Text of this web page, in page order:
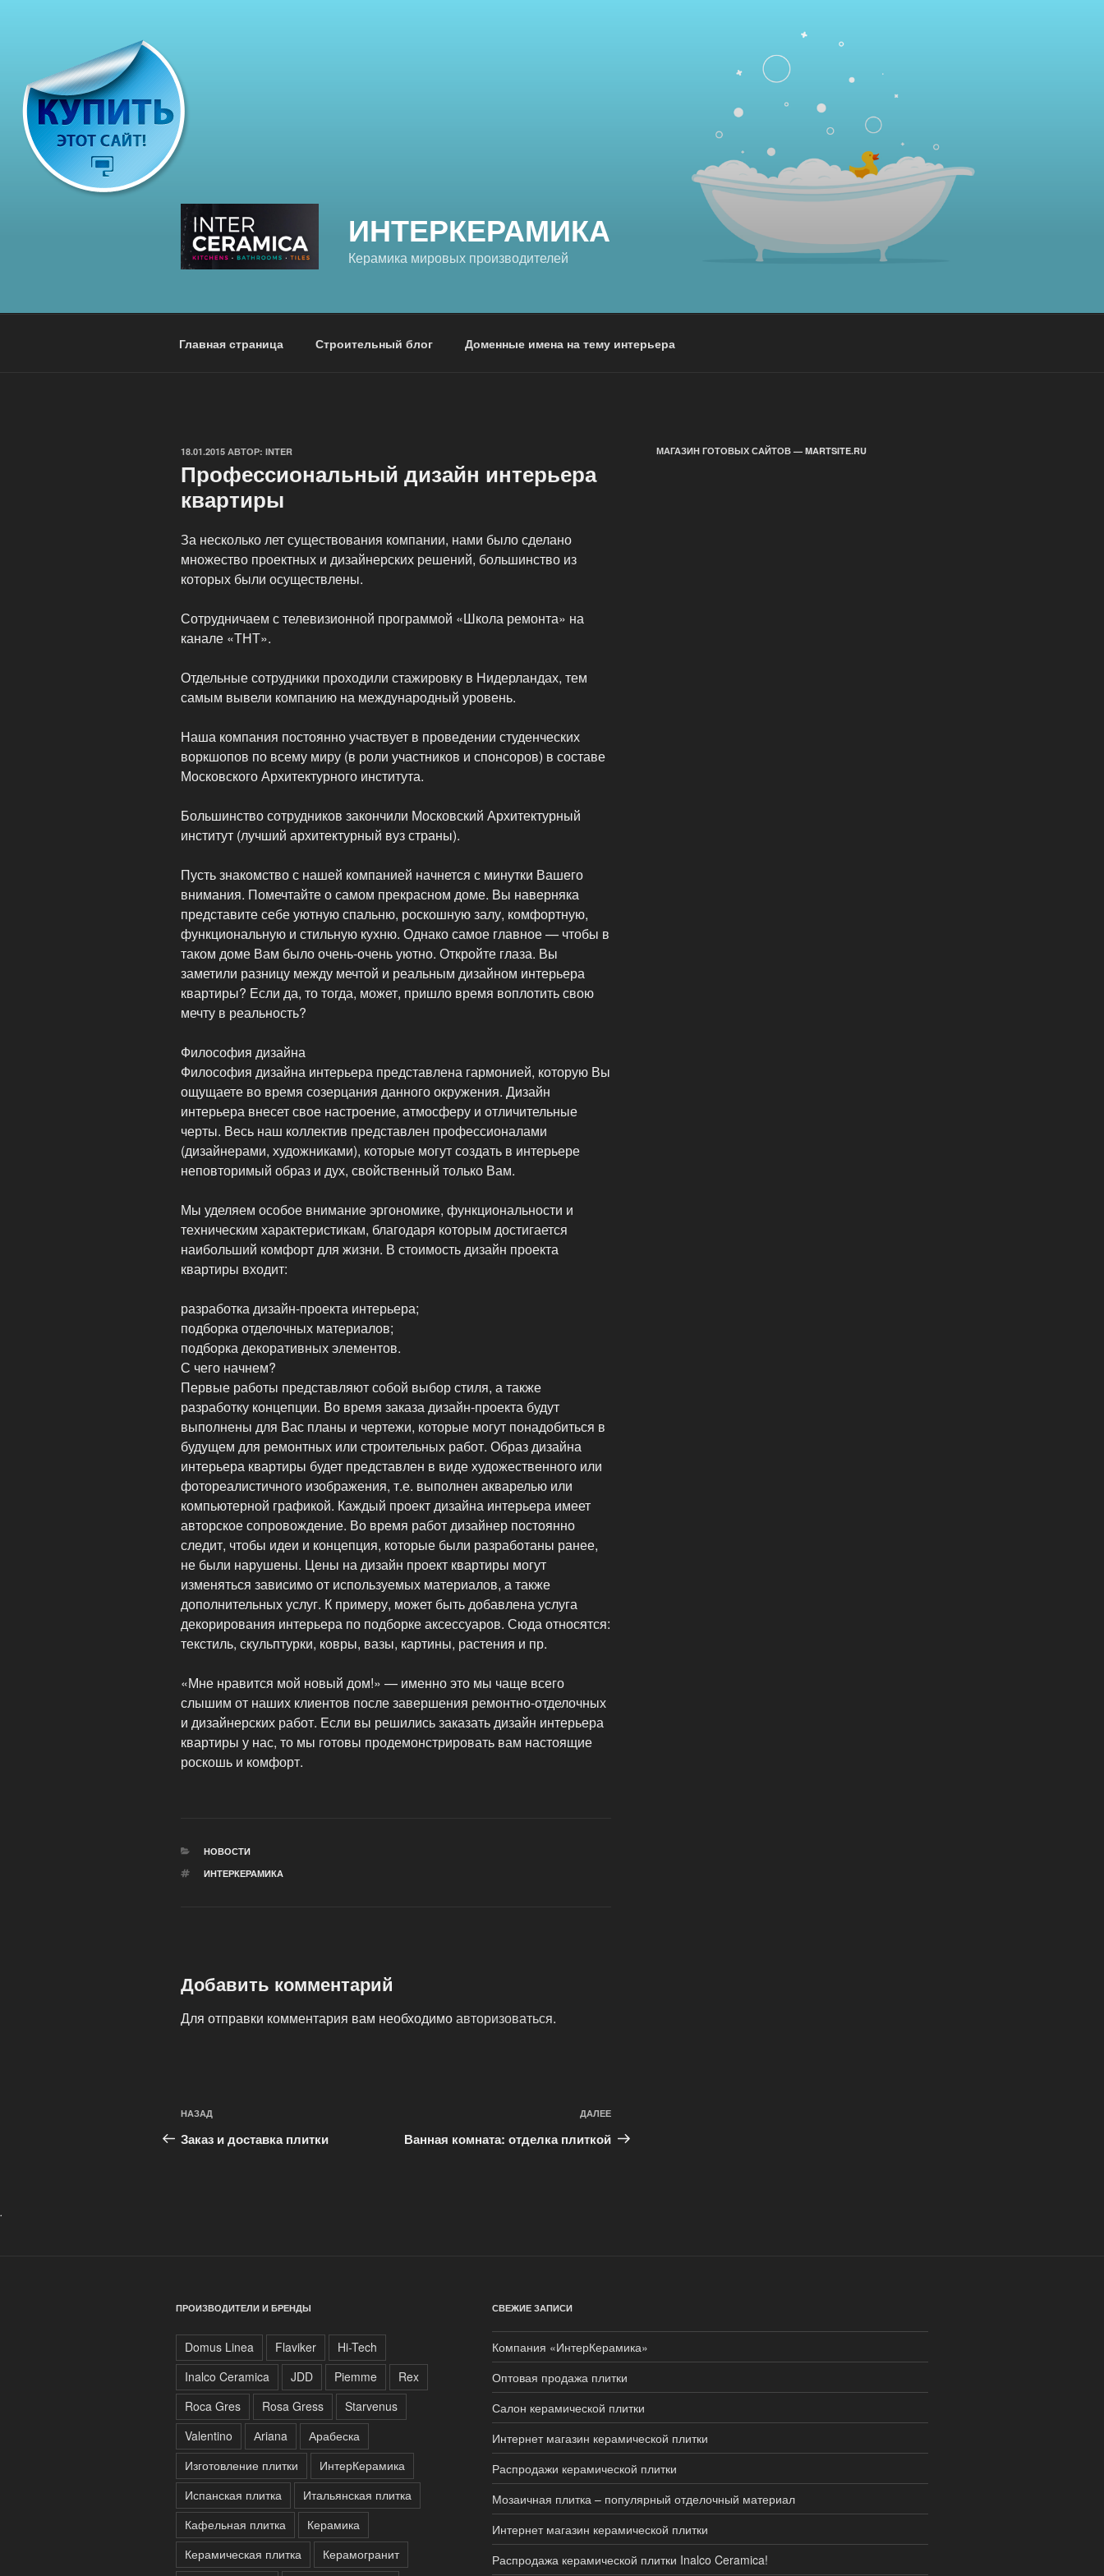
ИНТЕРКЕРАМИКА
Керамика мировых производителей
Главная страница Строительный блог Доменные имена на тему интерьера
ОПУБЛИКОВАНО
18.01.2015 АВТОР: INTER
Профессиональный дизайн интерьера
квартиры
За несколько лет существования компании, нами было сделано
множество проектных и дизайнерских решений, большинство из
которых были осуществлены.
Сотрудничаем с телевизионной программой «Школа ремонта» на
канале «ТНТ».
Отдельные сотрудники проходили стажировку в Нидерландах, тем
самым вывели компанию на международный уровень.
Наша компания постоянно участвует в проведении студенческих
воркшопов по всему миру (в роли участников и спонсоров) в составе
Московского Архитектурного института.
Большинство сотрудников закончили Московский Архитектурный
институт (лучший архитектурный вуз страны).
Пусть знакомство с нашей компанией начнется с минутки Вашего
внимания. Помечтайте о самом прекрасном доме. Вы наверняка
представите себе уютную спальню, роскошную залу, комфортную,
функциональную и стильную кухню. Однако самое главное — чтобы в
таком доме Вам было очень-очень уютно. Откройте глаза. Вы
заметили разницу между мечтой и реальным дизайном интерьера
квартиры? Если да, то тогда, может, пришло время воплотить свою
мечту в реальность?
Философия дизайна
Философия дизайна интерьера представлена гармонией, которую Вы
ощущаете во время созерцания данного окружения. Дизайн
интерьера внесет свое настроение, атмосферу и отличительные
черты. Весь наш коллектив представлен профессионалами
(дизайнерами, художниками), которые могут создать в интерьере
неповторимый образ и дух, свойственный только Вам.
Мы уделяем особое внимание эргономике, функциональности и
техническим характеристикам, благодаря которым достигается
наибольший комфорт для жизни. В стоимость дизайн проекта
квартиры входит:
разработка дизайн-проекта интерьера;
подборка отделочных материалов;
подборка декоративных элементов.
С чего начнем?
Первые работы представляют собой выбор стиля, а также
разработку концепции. Во время заказа дизайн-проекта будут
выполнены для Вас планы и чертежи, которые могут понадобиться в
будущем для ремонтных или строительных работ. Образ дизайна
интерьера квартиры будет представлен в виде художественного или
фотореалистичного изображения, т.е. выполнен акварелью или
компьютерной графикой. Каждый проект дизайна интерьера имеет
авторское сопровождение. Во время работ дизайнер постоянно
следит, чтобы идеи и концепция, которые были разработаны ранее,
не были нарушены. Цены на дизайн проект квартиры могут
изменяться зависимо от используемых материалов, а также
дополнительных услуг. К примеру, может быть добавлена услуга
декорирования интерьера по подборке аксессуаров. Сюда относятся:
текстиль, скульптурки, ковры, вазы, картины, растения и пр.
«Мне нравится мой новый дом!» — именно это мы чаще всего
слышим от наших клиентов после завершения ремонтно-отделочных
и дизайнерских работ. Если вы решились заказать дизайн интерьера
квартиры у нас, то мы готовы продемонстрировать вам настоящие
роскошь и комфорт.
РУБРИКИ
НОВОСТИ
МЕТКИ
ИНТЕРКЕРАМИКА
Добавить комментарий
Для отправки комментария вам необходимоавторизоваться.
Навигация
по
Предыдущая
запись:
НАЗАД
Заказ и доставка плитки
запись
ДАЛЕЕ
Ванная комната: отделка плиткой
МАГАЗИН ГОТОВЫХ САЙТОВ — MARTSITE.RU
.
ПРОИЗВОДИТЕЛИ И БРЕНДЫ
Domus Linea Flaviker
Hi-Tech
Inalco Ceramica
JDD Piemme
Rex
Roca Gres
Rosa Gress
Starvenus
Valentino
Аriana
Арабеска
Изготовление плитки
ИнтерКерамика
Испанская плитка
Итальянская плитка
Кафельная плитка
Керамика
Керамическая плитка
Керамогранит
СВЕЖИЕ ЗАПИСИ
Компания «ИнтерКерамика»
Оптовая продажа плитки
Салон керамической плитки
Интернет магазин керамической плитки
Распродажи керамической плитки
Мозаичная плитка – популярный отделочный материал
Интернет магазин керамической плитки
Распродажа керамической плитки Inalco Ceramica!